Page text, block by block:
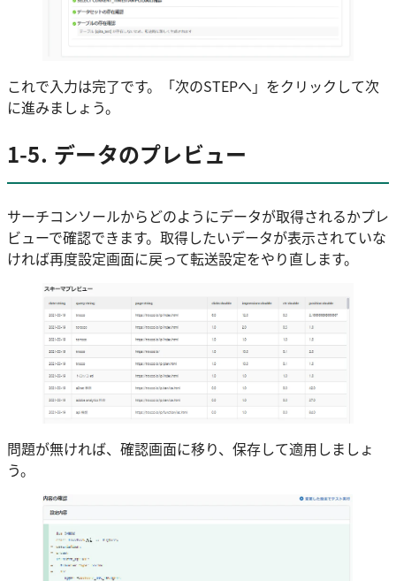
これで入力は完了です。「次のSTEPへ」をクリックして次
に進みましょう。
1-5. データのプレビュー
サーチコンソールからどのようにデータが取得されるかプレ
ビューで確認できます。取得したいデータが表示されていな
ければ再度設定画面に戻って転送設定をやり直します。
問題が無ければ、確認画面に移り、保存して適用しましょ
う。